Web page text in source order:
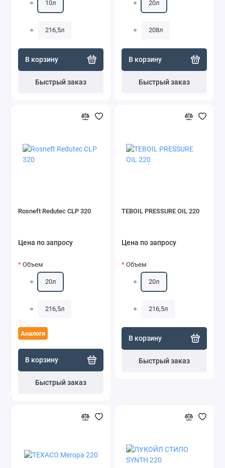
10л
216,5л
В корзину
Быстрый заказ
20л
208л
В корзину
Быстрый заказ
Rosneft Redutec CLP 320
Цена по запросу
Аналоги
Объем
20л
216,5л
В корзину
Быстрый заказ
TEBOIL PRESSURE OIL 220
Цена по запросу
Объем
20л
216,5л
В корзину
Быстрый заказ